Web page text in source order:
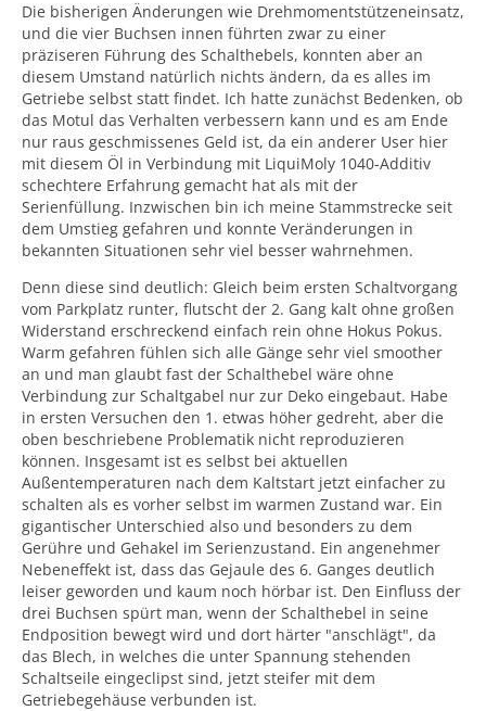
Die bisherigen Änderungen wie Drehmomentstützeneinsatz,
und die vier Buchsen innen führten zwar zu einer
präziseren Führung des Schalthebels, konnten aber an
diesem Umstand natürlich nichts ändern, da es alles im
Getriebe selbst statt findet. Ich hatte zunächst Bedenken, ob
das Motul das Verhalten verbessern kann und es am Ende
nur raus geschmissenes Geld ist, da ein anderer User hier
mit diesem Öl in Verbindung mit LiquiMoly 1040-Additiv
schechtere Erfahrung gemacht hat als mit der
Serienfüllung. Inzwischen bin ich meine Stammstrecke seit
dem Umstieg gefahren und konnte Veränderungen in
bekannten Situationen sehr viel besser wahrnehmen.
Denn diese sind deutlich: Gleich beim ersten Schaltvorgang
vom Parkplatz runter, flutscht der 2. Gang kalt ohne großen
Widerstand erschreckend einfach rein ohne Hokus Pokus.
Warm gefahren fühlen sich alle Gänge sehr viel smoother
an und man glaubt fast der Schalthebel wäre ohne
Verbindung zur Schaltgabel nur zur Deko eingebaut. Habe
in ersten Versuchen den 1. etwas höher gedreht, aber die
oben beschriebene Problematik nicht reproduzieren
können. Insgesamt ist es selbst bei aktuellen
Außentemperaturen nach dem Kaltstart jetzt einfacher zu
schalten als es vorher selbst im warmen Zustand war. Ein
gigantischer Unterschied also und besonders zu dem
Gerühre und Gehakel im Serienzustand. Ein angenehmer
Nebeneffekt ist, dass das Gejaule des 6. Ganges deutlich
leiser geworden und kaum noch hörbar ist. Den Einfluss der
drei Buchsen spürt man, wenn der Schalthebel in seine
Endposition bewegt wird und dort härter "anschlägt", da
das Blech, in welches die unter Spannung stehenden
Schaltseile eingeclipst sind, jetzt steifer mit dem
Getriebegehäuse verbunden ist.